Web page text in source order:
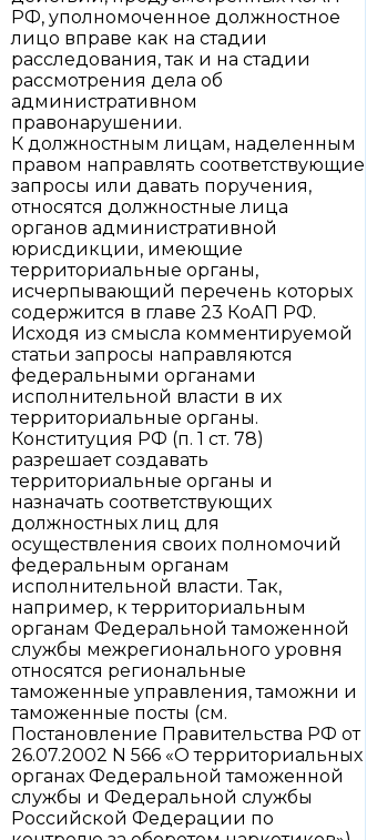
РФ, уполномоченное должностное
лицо вправе как на стадии
расследования, так и на стадии
рассмотрения дела об
административном
правонарушении.
К должностным лицам, наделенным
правом направлять соответствующие
запросы или давать поручения,
относятся должностные лица
органов административной
юрисдикции, имеющие
территориальные органы,
исчерпывающий перечень которых
содержится в главе 23 КоАП РФ.
Исходя из смысла комментируемой
статьи запросы направляются
федеральными органами
исполнительной власти в их
территориальные органы.
Конституция РФ (п. 1 ст. 78)
разрешает создавать
территориальные органы и
назначать соответствующих
должностных лиц для
осуществления своих полномочий
федеральным органам
исполнительной власти. Так,
например, к территориальным
органам Федеральной таможенной
службы межрегионального уровня
относятся региональные
таможенные управления, таможни и
таможенные посты (см.
Постановление Правительства РФ от
26.07.2002 N 566 «О территориальных
органах Федеральной таможенной
службы и Федеральной службы
Российской Федерации по